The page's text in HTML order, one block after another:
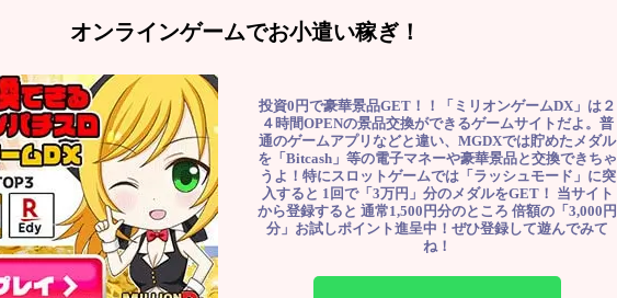
オンラインゲームでお小遣い稼ぎ！
投資0円で豪華景品GET！！「ミリオンゲームDX」は２
４時間OPENの景品交換ができるゲームサイトだよ。普
通のゲームアプリなどと違い、MGDXでは貯めたメダル
を「Bitcash」等の電子マネーや豪華景品と交換できちゃ
うよ！特にスロットゲームでは「ラッシュモード」に突
入すると 1回で「3万円」分のメダルをGET！ 当サイト
から登録すると 通常1,500円分のところ 倍額の「3,000円
分」お試しポイント進呈中！ぜひ登録して遊んでみて
ね！